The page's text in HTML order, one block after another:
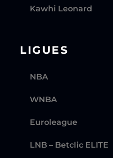
Kawhi Leonard
LIGUES
NBA
WNBA
Euroleague
LNB – Betclic ELITE